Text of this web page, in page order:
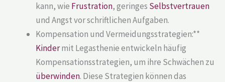
kann, wie Frustration, geringes Selbstvertrauen
und Angst vor schriftlichen Aufgaben.
Kompensation und Vermeidungsstrategien:**
Kindermit Legasthenie entwickeln häufig
Kompensationsstrategien, um ihre Schwächen zu
überwinden. Diese Strategien können das